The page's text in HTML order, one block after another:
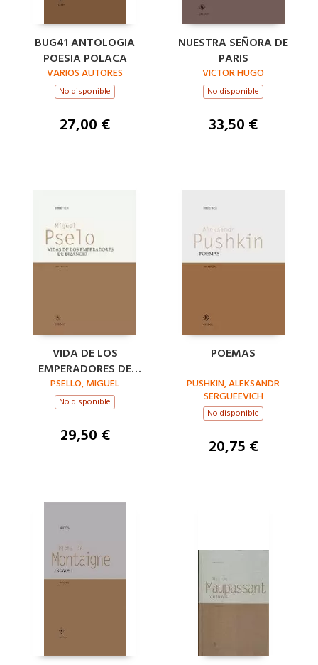
BUG41 ANTOLOGIA
POESIA POLACA
VARIOS AUTORES
No disponible
27,00 €
NUESTRA SEÑORA DE
PARIS
VICTOR HUGO
No disponible
33,50 €
VIDA DE LOS
EMPERADORES DE
BIZANCIO
PSELLO, MIGUEL
No disponible
29,50 €
POEMAS
PUSHKIN, ALEKSANDR
SERGUEEVICH
No disponible
20,75 €